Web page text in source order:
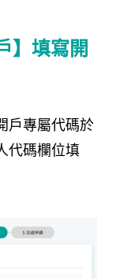
】填寫開
戶專屬代碼於
代碼欄位填